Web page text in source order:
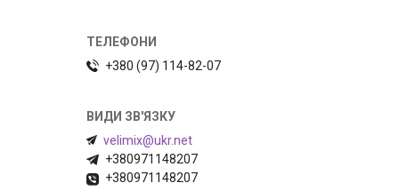
+380 (97) 114-82-07
velimix@ukr.net
+380971148207
+380971148207